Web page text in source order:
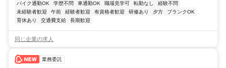
バイク通勤OK
学歴不問 車通勤OK 職場見学可 転勤なし
経験不問
未経験者歓迎
午前 経験者歓迎 有資格者歓迎 研修あり 夕方
ブランクOK
育休あり
交通費支給 長期歓迎
同じ企業の求人
業務委託